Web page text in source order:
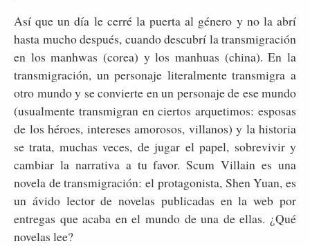
Así que un día le cerré la puerta al género y no la abrí
hasta mucho después, cuando descubrí la transmigración
en los manhwas (corea) y los manhuas (china). En la
transmigración, un personaje literalmente transmigra a
otro mundo y se convierte en un personaje de ese mundo
(usualmente transmigran en ciertos arquetimos: esposas
de los héroes, intereses amorosos, villanos) y la historia
se trata, muchas veces, de jugar el papel, sobrevivir y
cambiar la narrativa a tu favor. Scum Villain es una
novela de transmigración: el protagonista, Shen Yuan, es
un ávido lector de novelas publicadas en la web por
entregas que acaba en el mundo de una de ellas. ¿Qué
novelas lee?